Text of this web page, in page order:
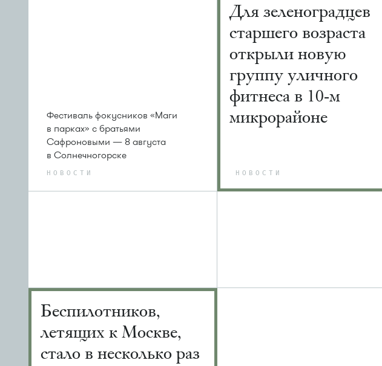
Фестиваль фокусников «Маги
в парках» с братьями
Сафроновыми — 8 августа
в Солнечногорске
НОВОСТИ
Для зеленоградцев
старшего возраста
открыли новую
группу уличного
фитнеса в 10-м
микрорайоне
НОВОСТИ
Беспилотников,
летящих к Москве,
стало в несколько раз